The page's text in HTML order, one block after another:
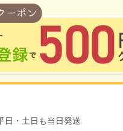
を使って簡単に会員登録＆ログインすることも可
日・土日も当日発送